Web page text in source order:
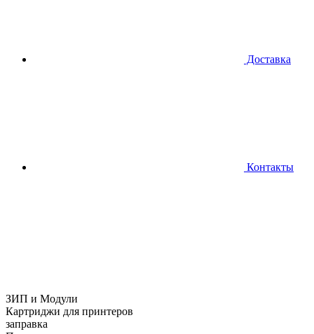
Доставка
Контакты
ЗИП и Модули
Картриджи для принтеров
заправка